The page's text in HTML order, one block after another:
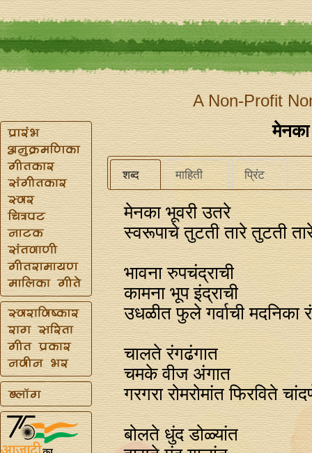
A Non-Profit
मेनका
शब्द माहिती प्रिंट
मेनका भूवरी उतरे
स्वरूपाचे तुटती तारे तुटती
भावना रुपचंद्राची
कामना भूप इंद्राची
उधळीत फुले गर्वाची मदनिका
चालते रंगढंगात
चमके वीज अंगात
गरगरा रोमरोमांत फिरविते
बोलते धुंद डोळ्यांत